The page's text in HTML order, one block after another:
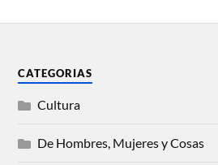
CATEGORIAS
Cultura
De Hombres, Mujeres y Cosas